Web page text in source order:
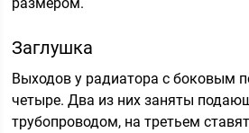
Заглушка
Выходов у радиатора с боковым
четыре. Два из них заняты
трубопроводом, на третьем